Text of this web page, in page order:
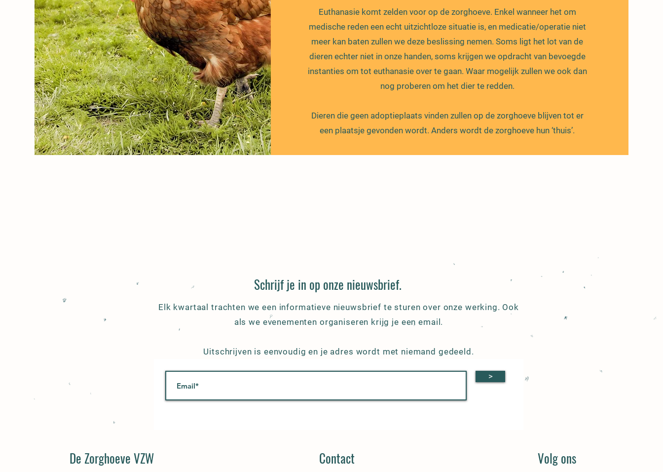
Euthanasie komt zelden voor op de zorghoeve. Enkel wanneer het om
medische reden een echt uitzichtloze situatie is, en medicatie/operatie niet
meer kan baten zullen we deze beslissing nemen. Soms ligt het lot van de
dieren echter niet in onze handen, soms krijgen we opdracht van bevoegde
instanties om tot euthanasie over te gaan. Waar mogelijk zullen we ook dan
nog proberen om het dier te redden.
Dieren die geen adoptieplaats vinden zullen op de zorghoeve blijven tot er
een plaatsje gevonden wordt. Anders wordt de zorghoeve hun ‘thuis’.
Schrijf je in op onze nieuwsbrief.
Elk kwartaal trachten we een informatieve nieuwsbrief te sturen over onze werking. Ook
als we evenementen organiseren krijg je een email.
Uitschrijven is eenvoudig en je adres wordt met niemand gedeeld.
>
De Zorghoeve VZW Contact Volg ons